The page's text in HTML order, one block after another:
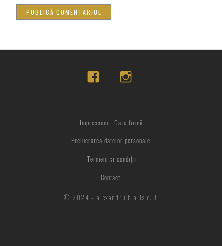
Prelucrarea datelor personale
Impressum - Date firmă
© 2024 - alexandru bialis e.U
Contact
Termeni și condiții